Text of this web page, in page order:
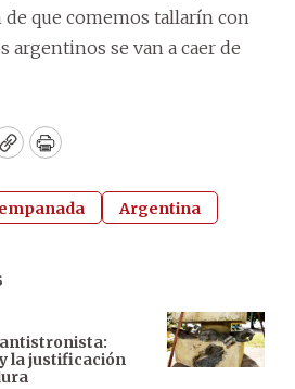
de que comemos tallarín con
argentinos se van a caer de
CopyPrint
empanada Argentina
antistronista:
la justificación